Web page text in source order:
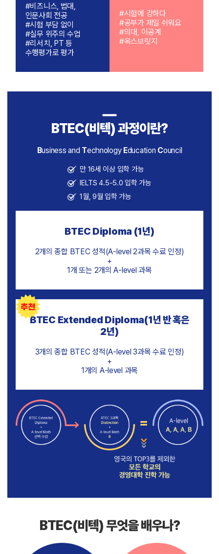
#비즈니스, 법대,
인문사회 전공
#시험 부담 없이
#실무 위주의 수업
#리서치, PT 등
수행평가로 평가
#시험에 강하다
#공부가 제일 쉬워요
#의대, 이공계
#옥스브릿지
BTEC(비텍) 과정이란?
Business and Technology Education Council
만 16세 이상 입학 가능
IELTS 4.5-5.0 입학 가능
1월, 9월 입학 가능
BTEC Diploma (1년)
2개의 종합 BTEC 성적(A-level 2과목 수료 인정)
+
1개 또는 2개의 A-level 과목
BTEC Extended Diploma(1년 반 혹은
2년)
3개의 종합 BTEC 성적(A-level 3과목 수료 인정)
+
1개의 A-level 과목
BTEC(비텍) 무엇을 배우나?